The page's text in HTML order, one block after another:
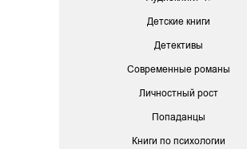
Детские книги
Детективы
Современные романы
Личностный рост
Попаданцы
Книги по психологии